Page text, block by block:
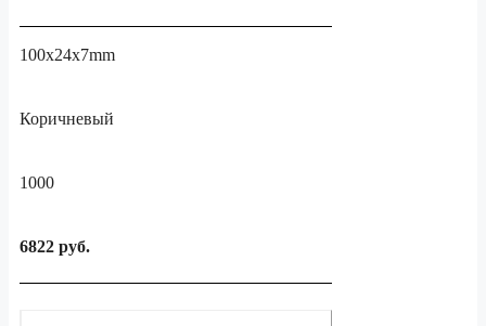
100x24x7mm
Коричневый
1000
6822 руб.